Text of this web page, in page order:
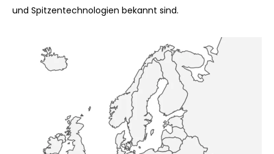
und Spitzentechnologien bekannt sind.